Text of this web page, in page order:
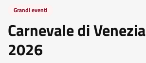
2026
Grandi eventi
Carnevale di Venezia
2026